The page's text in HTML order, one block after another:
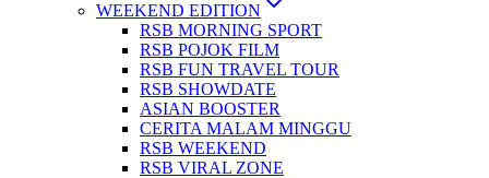
WEEKEND EDITION
RSB MORNING SPORT
RSB POJOK FILM
RSB FUN TRAVEL TOUR
RSB SHOWDATE
ASIAN BOOSTER
CERITA MALAM MINGGU
RSB WEEKEND
RSB VIRAL ZONE